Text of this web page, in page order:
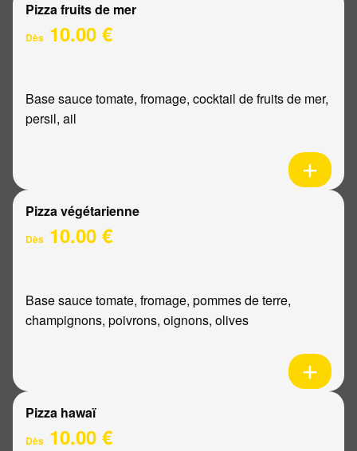
Pizza fruits de mer
Dès 10.00 €
Base sauce tomate, fromage, cocktail de fruits de mer,
persil, ail
Pizza végétarienne
Dès 10.00 €
Base sauce tomate, fromage, pommes de terre,
champignons, poivrons, oignons, olives
Pizza hawaï
Dès 10.00 €